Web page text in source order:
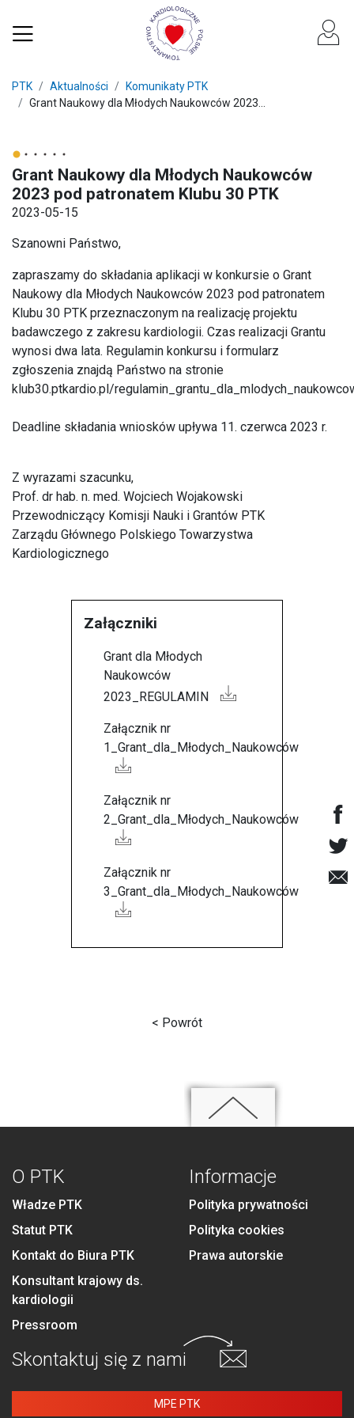
PTK Aktualności
Komunikaty PTK
Grant Naukowy dla Młodych Naukowców 2023...
Grant Naukowy dla Młodych Naukowców
2023 pod patronatem Klubu 30 PTK
2023-05-15
Szanowni Państwo,
zapraszamy do składania aplikacji w konkursie o Grant
Naukowy dla Młodych Naukowców 2023 pod patronatem
Klubu 30 PTK przeznaczonym na realizację projektu
badawczego z zakresu kardiologii. Czas realizacji Grantu
wynosi dwa lata. Regulamin konkursu i formularz
zgłoszenia znajdą Państwo na stronie
klub30.ptkardio.pl/
Deadline składania wniosków upływa 11. czerwca 2023 r.
Z wyrazami szacunku,
Prof. dr hab. n. med. Wojciech Wojakowski
Przewodniczący Komisji Nauki i Grantów PTK
Zarządu Głównego Polskiego Towarzystwa
Kardiologicznego
Załączniki
Grant dla Młodych
Naukowców
2023_REGULAMIN
Załącznik nr
1_Grant_dla_Młodych_Naukowców
Załącznik nr
2_Grant_dla_Młodych_Naukowców
Załącznik nr
3_Grant_dla_Młodych_Naukowców
< Powrót
O PTK
Władze PTK
Statut PTK
Kontakt do Biura PTK
Konsultant krajowy ds.
kardiologii
Pressroom
Informacje
Polityka prywatności
Polityka cookies
Prawa autorskie
Skontaktuj się z nami
MPE PTK